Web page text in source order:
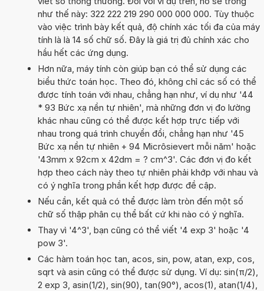
như thế này: 322 222 219 290 000 000 000. Tùy thuộc
vào việc trình bày kết quả, độ chính xác tối đa của máy
tính là là 14 số chữ số. Đây là giá trị đủ chính xác cho
hầu hết các ứng dụng.
Hơn nữa, máy tính còn giúp bạn có thể sử dụng các
biểu thức toán học. Theo đó, không chỉ các số có thể
được tính toán với nhau, chẳng hạn như, ví dụ như '44
* 93 Bức xạ nền tự nhiên', mà những đơn vị đo lường
khác nhau cũng có thể được kết hợp trực tiếp với
nhau trong quá trình chuyển đổi, chẳng hạn như '45
Bức xạ nền tự nhiên + 94 Micrôsievert mỗi năm' hoặc
'43mm x 92cm x 42dm = ? cm^3'. Các đơn vị đo kết
hợp theo cách này theo tự nhiên phải khớp với nhau và
có ý nghĩa trong phần kết hợp được đề cập.
Nếu cần, kết quả có thể được làm tròn đến một số
chữ số thập phân cụ thể bất cứ khi nào có ý nghĩa.
Thay vì '4^3', bạn cũng có thể viết '4 exp 3' hoặc '4
pow 3'.
Các hàm toán học tan, acos, sin, pow, atan, exp, cos,
sqrt và asin cũng có thể được sử dụng. Ví dụ: sin(π/2),
2 exp 3, asin(1/2), sin(90), tan(90°), acos(1), atan(1/4),